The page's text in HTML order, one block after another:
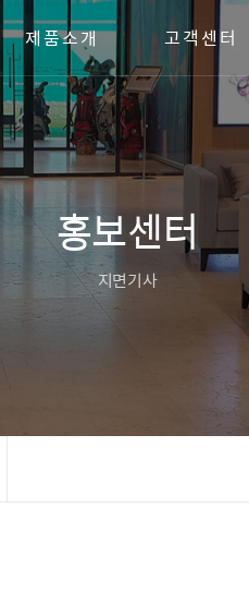
제품소개 고객센터
홍보센터
지면기사